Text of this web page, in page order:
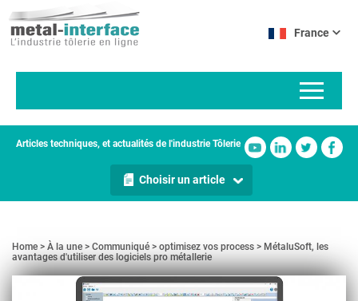
au
contenu
France
Articles techniques, et actualités de l'industrie Tôlerie
Choisir un article
Home À la une Communiqué optimisez vos process
MétaluSoft, les
avantages d'utiliser des logiciels pro métallerie